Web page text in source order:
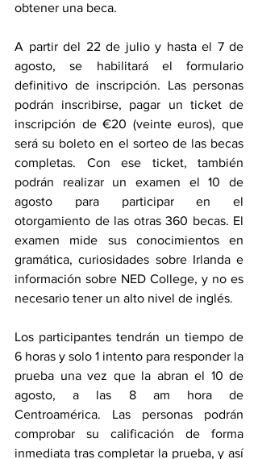
obtener una beca.
A partir del 22 de julio y hasta el 7 de
agosto, se habilitará el formulario
definitivo de inscripción. Las personas
podrán inscribirse, pagar un ticket de
inscripción de €20 (veinte euros), que
será su boleto en el sorteo de las becas
completas. Con ese ticket, también
podrán realizar un examen el 10 de
agosto para participar en el
otorgamiento de las otras 360 becas. El
examen mide sus conocimientos en
gramática, curiosidades sobre Irlanda e
información sobre NED College, y no es
necesario tener un alto nivel de inglés.
Los participantes tendrán un tiempo de
6 horas y solo 1 intento para responder la
prueba una vez que la abran el 10 de
agosto, a las 8 am hora de
Centroamérica. Las personas podrán
comprobar su calificación de forma
inmediata tras completar la prueba, y así